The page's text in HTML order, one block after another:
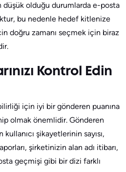
düşük olduğu durumlarda e-posta
bu nedenle hedef kitlenize
doğru zamanı seçmek için biraz
Kontrol Edin
için iyi bir gönderen puanına
olmak önemlidir. Gönderen
kullanıcı şikayetlerinin sayısı,
şirketinizin alan adı itibarı,
geçmişi gibi bir dizi farklı